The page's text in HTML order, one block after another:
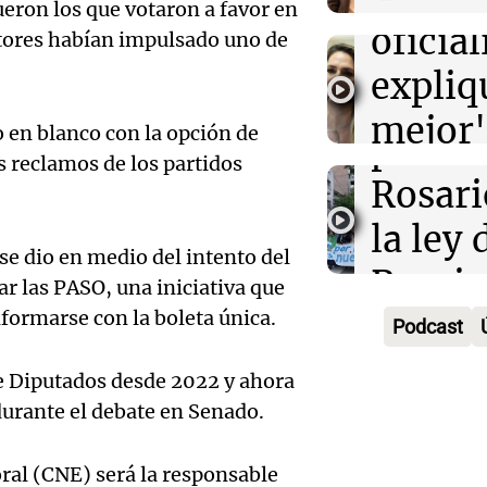
los que votaron a favor en
habían impulsado uno de
blanco con la opción de
reclamos de los partidos
dio en medio del intento del
las PASO, una iniciativa que
con la boleta única.
desde 2022 y ahora
el debate en Senado.
(CNE) será la responsable
Panorama
Episodios
Amamos
Episodios
la ley
Episodios
Audio.
en el
la ley
Audio.
en
Audio.
Juez
Podcast